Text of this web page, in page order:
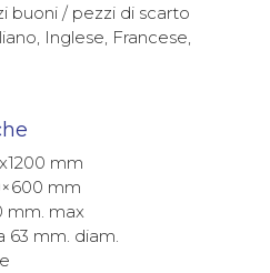
buoni / pezzi di scarto
Inglese, Francese,
mm
mm
mm. max
63 mm. diam.